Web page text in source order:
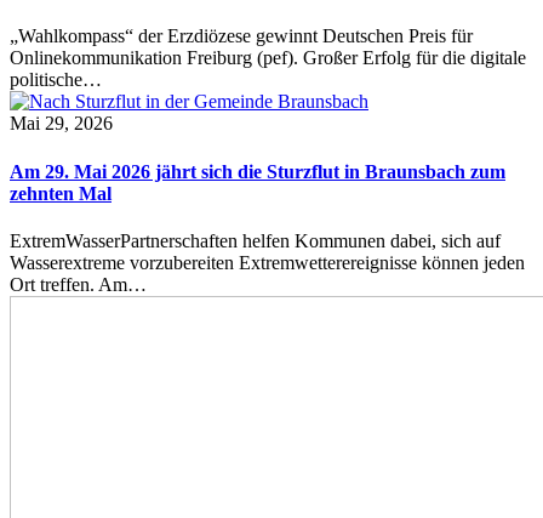
„Wahlkompass“ der Erzdiözese gewinnt Deutschen Preis für
Onlinekommunikation Freiburg (pef). Großer Erfolg für die digitale
politische…
Mai 29, 2026
Am 29. Mai 2026 jährt sich die Sturzflut in Braunsbach zum
zehnten Mal
ExtremWasserPartnerschaften helfen Kommunen dabei, sich auf
Wasserextreme vorzubereiten Extremwetterereignisse können jeden
Ort treffen. Am…